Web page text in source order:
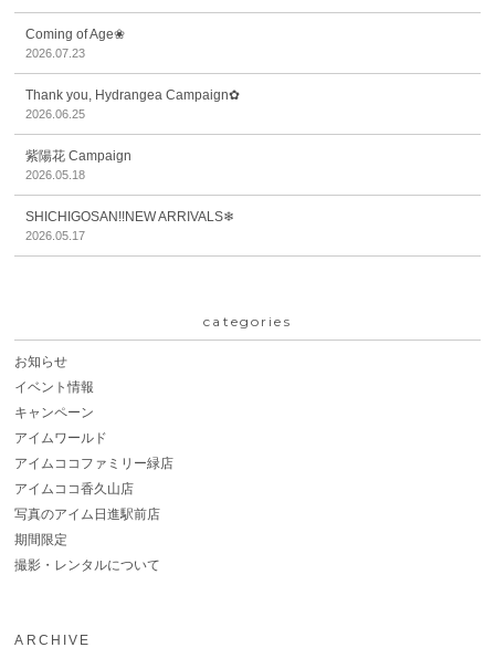
Coming of Age❀
2026.07.23
Thank you, Hydrangea Campaign✿
2026.06.25
紫陽花 Campaign
2026.05.18
SHICHIGOSAN!!NEW ARRIVALS❄
2026.05.17
categories
お知らせ
イベント情報
キャンペーン
アイムワールド
アイムココファミリー緑店
アイムココ香久山店
写真のアイム日進駅前店
期間限定
撮影・レンタルについて
ARCHIVE